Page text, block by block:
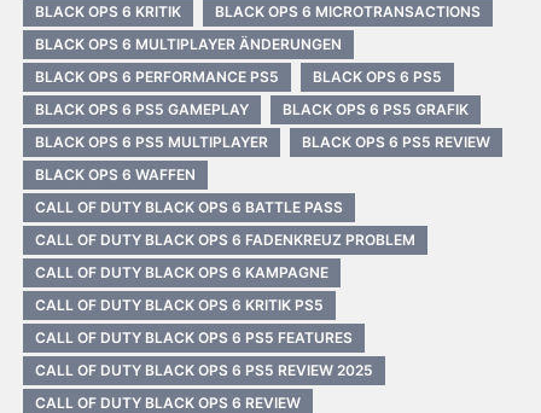
BLACK OPS 6 KRITIK
BLACK OPS 6 MICROTRANSACTIONS
BLACK OPS 6 MULTIPLAYER ÄNDERUNGEN
BLACK OPS 6 PERFORMANCE PS5
BLACK OPS 6 PS5
BLACK OPS 6 PS5 GAMEPLAY
BLACK OPS 6 PS5 GRAFIK
BLACK OPS 6 PS5 MULTIPLAYER
BLACK OPS 6 PS5 REVIEW
BLACK OPS 6 WAFFEN
CALL OF DUTY BLACK OPS 6 BATTLE PASS
CALL OF DUTY BLACK OPS 6 FADENKREUZ PROBLEM
CALL OF DUTY BLACK OPS 6 KAMPAGNE
CALL OF DUTY BLACK OPS 6 KRITIK PS5
CALL OF DUTY BLACK OPS 6 PS5 FEATURES
CALL OF DUTY BLACK OPS 6 PS5 REVIEW 2025
CALL OF DUTY BLACK OPS 6 REVIEW